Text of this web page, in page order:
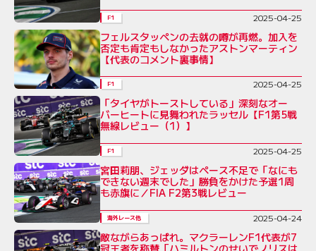
F1 2025-04-25
フェルスタッペンの去就の噂が再燃。加入を
否定も肯定もしなかったアストンマーティン
【代表のコメント裏事情】
F1 2025-04-25
「タイヤがトーストしている」深刻なオー
バーヒートに見舞われたラッセル【F1第5戦
無線レビュー（1）】
F1 2025-04-25
宮田莉朋、ジェッダはペース不足で「なにも
できない週末でした」勝負をかけた予選1周
も赤旗に／FIA F2第3戦レビュー
海外レース他 2025-04-24
敵ながらあっぱれ。マクラーレンF1代表が7
冠王者を称賛「ハミルトンのせいでノリスは